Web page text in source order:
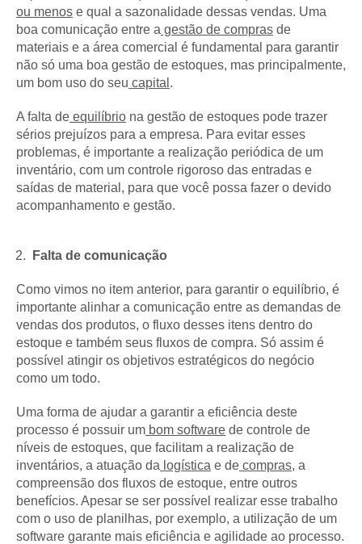
ou menos e qual a sazonalidade dessas vendas. Uma
boa comunicação entre a gestão de compras de
materiais e a área comercial é fundamental para garantir
não só uma boa gestão de estoques, mas principalmente,
um bom uso do seu capital .
A falta de equilíbrio na gestão de estoques pode trazer
sérios prejuízos para a empresa. Para evitar esses
problemas, é importante a realização periódica de um
inventário, com um controle rigoroso das entradas e
saídas de material, para que você possa fazer o devido
acompanhamento e gestão.
Falta de comunicação
Como vimos no item anterior, para garantir o equilíbrio, é
importante alinhar a comunicação entre as demandas de
vendas dos produtos, o fluxo desses itens dentro do
estoque e também seus fluxos de compra. Só assim é
possível atingir os objetivos estratégicos do negócio
como um todo.
Uma forma de ajudar a garantir a eficiência deste
processo é possuir um bom software de controle de
níveis de estoques, que facilitam a realização de
inventários, a atuação da logística e de compras, a
compreensão dos fluxos de estoque, entre outros
benefícios. Apesar se ser possível realizar esse trabalho
com o uso de planilhas, por exemplo, a utilização de um
software garante mais eficiência e agilidade ao processo.